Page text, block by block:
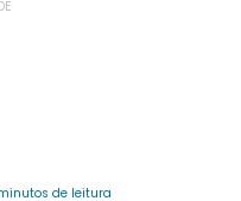
de leitura